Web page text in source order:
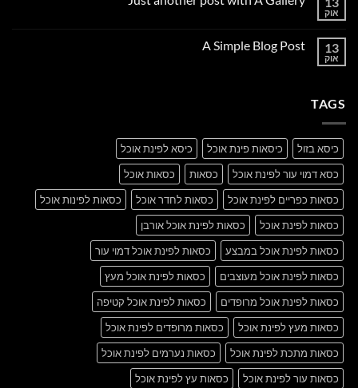
אוק
Just
13
אוק
A Simple Blog Post
TAGS
כיסא בזול כיסאות פינת אוכל
כיסא לפינת אוכל
כסא דמוי עור לפינת אוכל
כסאות
כסאות אוכל
כסאות כפריים לפינת אוכל
כסאות לחדר אוכל
כסאות לפינות אוכל
כסאות לפינת אוכל
כסאות לפינת אוכל אורבן
כסאות לפינת אוכל במבצע
כסאות לפינת אוכל דמוי עור
כסאות לפינת אוכל מעוצבים
כסאות לפינת אוכל מעץ
כסאות לפינת אוכל מרופדים
כסאות לפינת אוכל קטיפה
כסאות מעץ לפינת אוכל
כסאות מרופדים לפינת אוכל
כסאות מתכת לפינת אוכל
כסאות נערמים לפינת אוכל
כסאות עור לפינת אוכל
כסאות עץ לפינת אוכל